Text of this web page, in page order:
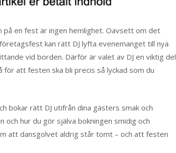
en fest är ingen hemlighet. Oavsett om det
kan rätt DJ lyfta evenemanget till nya
vid borden. Därför är valet av DJ en viktig del
att festen ska bli precis så lyckad som du
bokar rätt DJ utifrån dina gästers smak och
och hur du gör själva bokningen smidig och
att dansgolvet aldrig står tomt – och att festen